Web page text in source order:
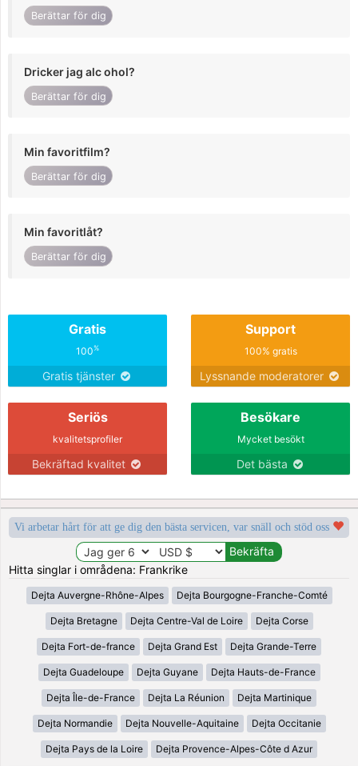
Berättar för dig
Dricker jag alc ohol?
Berättar för dig
Min favoritfilm?
Berättar för dig
Min favoritlåt?
Berättar för dig
Gratis
100%
Gratis tjänster
Support
100% gratis
Lyssnande moderatorer
Seriös
kvalitetsprofiler
Bekräftad kvalitet
Besökare
Mycket besökt
Det bästa
Vi arbetar hårt för att ge dig den bästa servicen, var snäll och stöd oss
Hitta singlar i områdena: Frankrike
Dejta Auvergne-Rhône-Alpes Dejta Bourgogne-Franche-Comté
Dejta Bretagne Dejta Centre-Val de Loire Dejta Corse
Dejta Fort-de-france Dejta Grand Est Dejta Grande-Terre
Dejta Guadeloupe Dejta Guyane Dejta Hauts-de-France
Dejta Île-de-France Dejta La Réunion Dejta Martinique
Dejta Normandie Dejta Nouvelle-Aquitaine Dejta Occitanie
Dejta Pays de la Loire Dejta Provence-Alpes-Côte d Azur